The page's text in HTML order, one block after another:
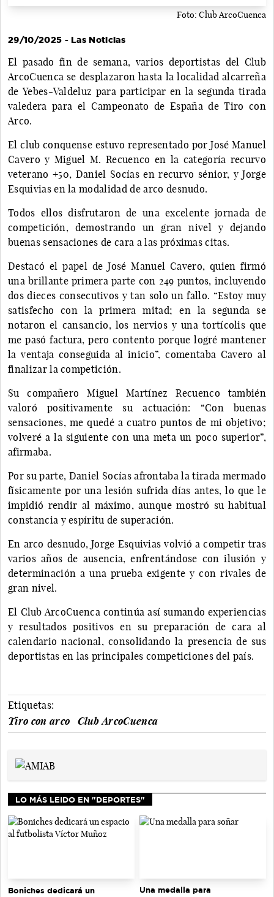
Foto: Club ArcoCuenca
29/10/2025 - Las Noticias
El pasado fin de semana, varios deportistas del Club
ArcoCuenca se desplazaron hasta la localidad alcarreña
de Yebes-Valdeluz para participar en la segunda tirada
valedera para el Campeonato de España de Tiro con
Arco.
El club conquense estuvo representado por José Manuel
Cavero y Miguel M. Recuenco en la categoría recurvo
veterano +50, Daniel Socías en recurvo sénior, y Jorge
Esquivias en la modalidad de arco desnudo.
Todos ellos disfrutaron de una excelente jornada de
competición, demostrando un gran nivel y dejando
buenas sensaciones de cara a las próximas citas.
Destacó el papel de José Manuel Cavero, quien firmó
una brillante primera parte con 249 puntos, incluyendo
dos dieces consecutivos y tan solo un fallo. “Estoy muy
satisfecho con la primera mitad; en la segunda se
notaron el cansancio, los nervios y una tortícolis que
me pasó factura, pero contento porque logré mantener
la ventaja conseguida al inicio”, comentaba Cavero al
finalizar la competición.
Su compañero Miguel Martínez Recuenco también
valoró positivamente su actuación: “Con buenas
sensaciones, me quedé a cuatro puntos de mi objetivo;
volveré a la siguiente con una meta un poco superior”,
afirmaba.
Por su parte, Daniel Socías afrontaba la tirada mermado
físicamente por una lesión sufrida días antes, lo que le
impidió rendir al máximo, aunque mostró su habitual
constancia y espíritu de superación.
En arco desnudo, Jorge Esquivias volvió a competir tras
varios años de ausencia, enfrentándose con ilusión y
determinación a una prueba exigente y con rivales de
gran nivel.
El Club ArcoCuenca continúa así sumando experiencias
y resultados positivos en su preparación de cara al
calendario nacional, consolidando la presencia de sus
deportistas en las principales competiciones del país.
Etiquetas:
Tiro con arco
Club ArcoCuenca
LO MÁS LEIDO EN "DEPORTES"
Boniches dedicará un
Una medalla para